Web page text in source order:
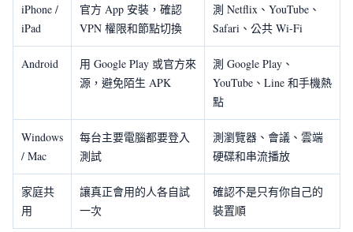
iPhone /
iPad
官方 App 安裝，確認
VPN 權限和節點切換
測 Netflix、YouTube、
Safari、公共 Wi-Fi
Android
用 Google Play 或官方來
源，避免陌生 APK
測 Google Play、
YouTube、Line 和手機熱
點
Windows
/ Mac
每台主要電腦都要登入
測試
測瀏覽器、會議、雲端
硬碟和串流播放
家庭共
用
讓真正會用的人各自試
一次
確認不是只有你自己的
裝置順